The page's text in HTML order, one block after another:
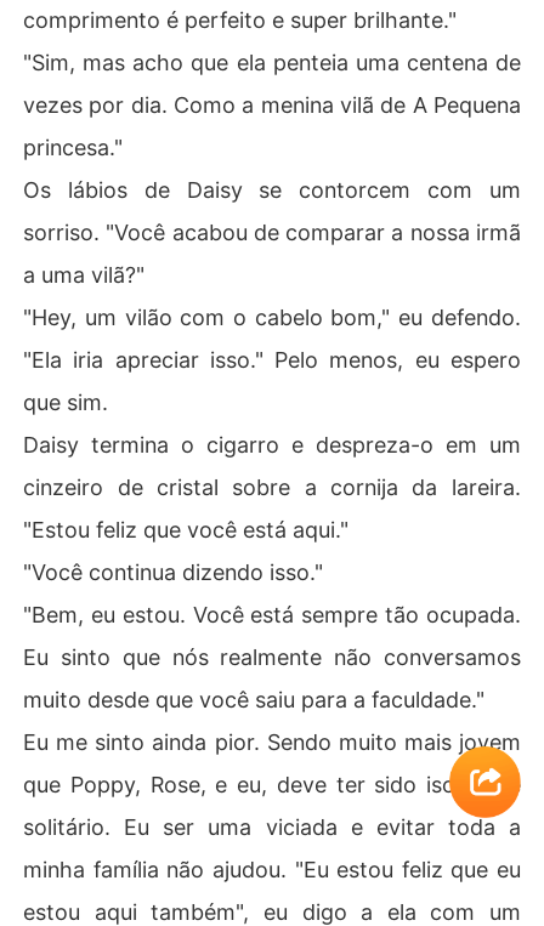
comprimento é perfeito e super brilhante."
"Sim, mas acho que ela penteia uma centena de
vezes por dia. Como a menina vilã de A Pequena
princesa."
Os lábios de Daisy se contorcem com um
sorriso. "Você acabou de comparar a nossa irmã
a uma vilã?"
"Hey, um vilão com o cabelo bom," eu defendo.
"Ela iria apreciar isso." Pelo menos, eu espero
que sim.
Daisy termina o cigarro e despreza-o em um
cinzeiro de cristal sobre a cornija da lareira.
"Estou feliz que você está aqui."
"Você continua dizendo isso."
"Bem, eu estou. Você está sempre tão ocupada.
Eu sinto que nós realmente não conversamos
muito desde que você saiu para a faculdade."
Eu me sinto ainda pior. Sendo muito mais jovem
que Poppy, Rose, e eu, deve ter sido isolado e
solitário. Eu ser uma viciada e evitar toda a
minha família não ajudou. "Eu estou feliz que eu
estou aqui também", eu digo a ela com um